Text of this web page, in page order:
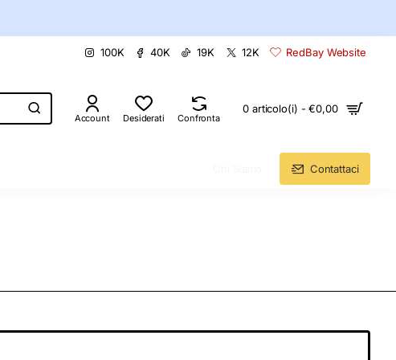
100K 40K 19K 12K RedBay Website
Account Desiderati Confronta
0 articolo(i) - €0,00
Contattaci